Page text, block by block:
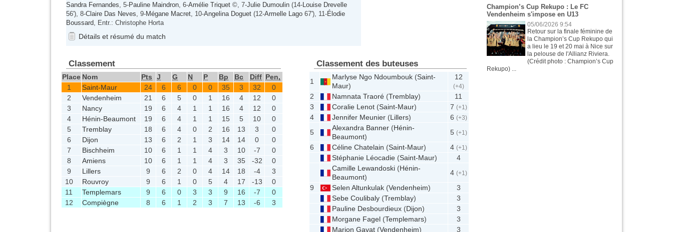
Sandra Fernandes , 5-Pauline Maindron , 6-Amélie Triquet ©, 7-Julie Dumoulin (14- Louise Drevelle
56'), 8-Claire Das Neves , 9-Mégane Macret , 10-Angelina Doguet (12-Armelle Lago 67'), 11-Élodie
Boussard , Entr.: Christophe Horta
Détails et résumé du match
Classement
Place Nom Pts J G N P Bp Bc Diff Pen,
1
Saint-Maur 24 6 6 0 0 35 3 32
0
2
Vendenheim 21 6 5 0 1 16 4 12
0
3
Nancy 19 6 4 1 1 16 4 12
0
4
Hénin-Beaumont 19 6 4 1 1 15 5 10
0
5
Tremblay 18 6 4 0 2 16 13 3
0
6
Dijon 13 6 2 1 3 14 14 0
0
7
Bischheim 10 6 1 1 4 3 10 -7
0
8
Amiens 10 6 1 1 4 3 35 -32
0
9
Lillers 9 6 2 0 4 14 18 -4
3
10
Rouvroy 9 6 1 0 5 4 17 -13
0
11
Templemars 9 6 0 3 3 9 16 -7
0
12
Compiègne 8 6 1 2 3 7 13 -6 3
Classement des buteuses
1
Marlyse Ngo Ndoumbouk (Saint-
Maur)
12
(+4)
2 Namnata Traoré (Tremblay)
11
3
Coralie Lenot (Saint-Maur) 7 (+1)
4 Jennifer Meunier (Lillers) 6 (+3)
5
Alexandra Banner (Hénin-
Beaumont)
5 (+1)
6 Céline Chatelain (Saint-Maur) 4 (+1)
Stéphanie Léocadie (Saint-Maur)
4
Camille Lewandoski (Hénin-
Beaumont)
4 (+1)
9 Selen Altunkulak (Vendenheim)
3
Sebe Coulibaly (Tremblay)
3
Pauline Desbourdieux (Dijon)
3
Morgane Fagel (Templemars)
3
Marion Gavat (Vendenheim) 3
Champion’s Cup Rekupo : Le FC
Vendenheim s'impose en U13
05/06/2026 9:54
Retour sur la finale féminine de
la Champion’s Cup Rekupo qui
a lieu le 19 et 20 mai à Nice sur
la pelouse de l'Allianz Riviera.
(Crédit photo : Champion’s Cup
Rekupo) ...